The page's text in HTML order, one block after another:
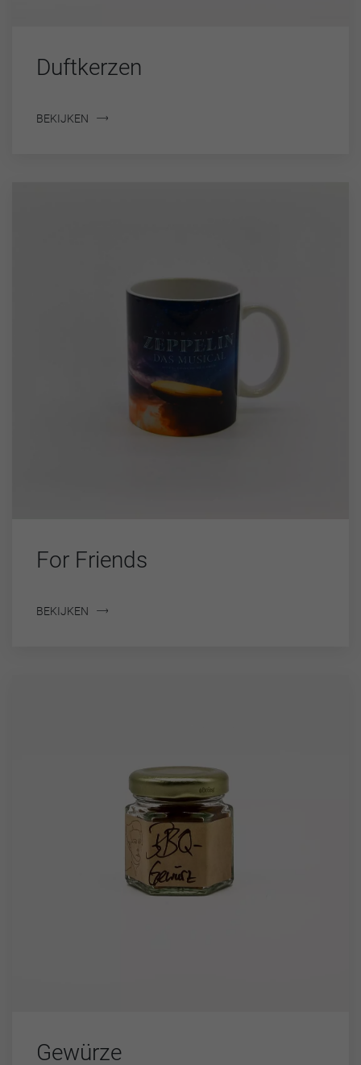
Duftkerzen
BEKIJKEN
For Friends
BEKIJKEN
Gewürze